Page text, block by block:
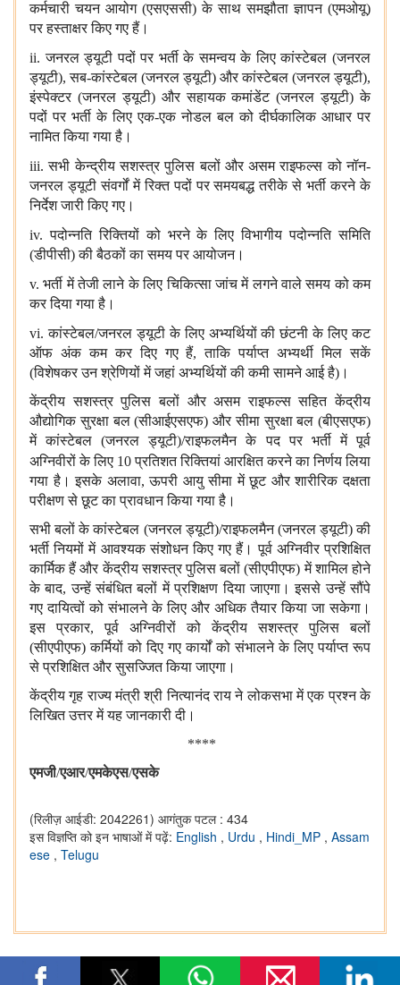
कर्मचारी चयन आयोग (एसएससी) के साथ समझौता ज्ञापन (एमओयू)
पर हस्ताक्षर किए गए हैं।
ii. जनरल ड्यूटी पदों पर भर्ती के समन्वय के लिए कांस्टेबल (जनरल
ड्यूटी),सब-कांस्टेबल (जनरल ड्यूटी) और कांस्टेबल (जनरल ड्यूटी),
इंस्पेक्टर (जनरल ड्यूटी) और सहायक कमांडेंट (जनरल ड्यूटी) के
पदों पर भर्ती के लिए एक-एक नोडल बल को दीर्घकालिक आधार पर
नामित किया गया है।
iii. सभी केन्द्रीय सशस्त्र पुलिस बलों और असम राइफल्स को नॉन-
जनरल ड्यूटी संवर्गों में रिक्त पदों पर समयबद्ध तरीके से भर्ती करने के
निर्देश जारी किए गए।
iv. पदोन्नति रिक्तियों को भरने के लिए विभागीय पदोन्नति समिति
(डीपीसी) की बैठकों का समय पर आयोजन।
v. भर्ती में तेजी लाने के लिए चिकित्सा जांच में लगने वाले समय को कम
कर दिया गया है।
vi. कांस्टेबल/जनरल ड्यूटी के लिए अभ्यर्थियों की छंटनी के लिए कट
ऑफ अंक कम कर दिए गए हैं,ताकि पर्याप्त अभ्यर्थी मिल सकें
(विशेषकर उन श्रेणियों में जहां अभ्यर्थियों की कमी सामने आई है)।
केंद्रीय सशस्त्र पुलिस बलों और असम राइफल्स सहित केंद्रीय
औद्योगिक सुरक्षा बल (सीआईएसएफ) और सीमा सुरक्षा बल (बीएसएफ)
में कांस्टेबल (जनरल ड्यूटी)/राइफलमैन के पद पर भर्ती में पूर्व
अग्निवीरों के लिए 10 प्रतिशत रिक्तियां आरक्षित करने का निर्णय लिया
गया है। इसके अलावा,ऊपरी आयु सीमा में छूट और शारीरिक दक्षता
परीक्षण से छूट का प्रावधान किया गया है।
सभी बलों के कांस्टेबल (जनरल ड्यूटी)/राइफलमैन (जनरल ड्यूटी) की
भर्ती नियमों में आवश्यक संशोधन किए गए हैं। पूर्व अग्निवीर प्रशिक्षित
कार्मिक हैं और केंद्रीय सशस्त्र पुलिस बलों (सीएपीएफ) में शामिल होने
के बाद,उन्हें संबंधित बलों में प्रशिक्षण दिया जाएगा। इससे उन्हें सौंपे
गए दायित्वों को संभालने के लिए और अधिक तैयार किया जा सकेगा।
इस प्रकार,पूर्व अग्निवीरों को केंद्रीय सशस्त्र पुलिस बलों
(सीएपीएफ) कर्मियों को दिए गए कार्यों को संभालने के लिए पर्याप्त रूप
से प्रशिक्षित और सुसज्जित किया जाएगा।
केंद्रीय गृह राज्य मंत्री श्री नित्यानंद राय ने लोकसभा में एक प्रश्न के
लिखित उत्तर में यह जानकारी दी ।
****
एमजी/एआर/एमकेएस/एसके
(रिलीज़ आईडी: 2042261) आगंतुक पटल : 434
इस विज्ञप्ति को इन भाषाओं में पढ़ें: English , Urdu , Hindi_MP , Assam
ese , Telugu